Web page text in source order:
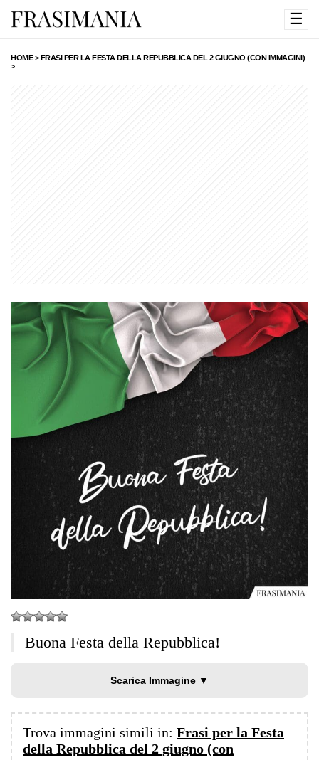
☰
HOME>FRASI PER LA FESTA DELLA REPUBBLICA DEL 2 GIUGNO (CON IMMAGINI)
>
Buona Festa della Repubblica!
Scarica Immagine ▼
Trova immagini simili in: Frasi per la Festa
della Repubblica del 2 giugno (con